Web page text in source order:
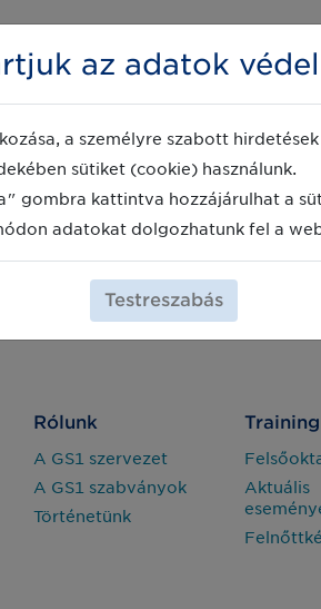
Rólunk
A GS1 szervezet
A GS1 szabványok
Történetünk
Aktuális
az adatok
a személyre szabott
sütiket (cookie) használunk.
gombra kattintva hozzájárulhat a
adatokat dolgozhatunk fel a
Testreszabás